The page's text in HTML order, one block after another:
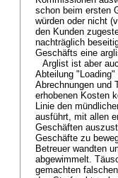
schon beim ersten
würden oder nicht
den Kunden
nachträglich
Geschäfts eine
Arglist ist aber
Abteilung
Abrechnungen und
erhobenen Kosten
Linie den
ausführt, mit allen
Geschäften
Geschäfte zu
Betreuer wandten
abgewimmelt.
gemachten